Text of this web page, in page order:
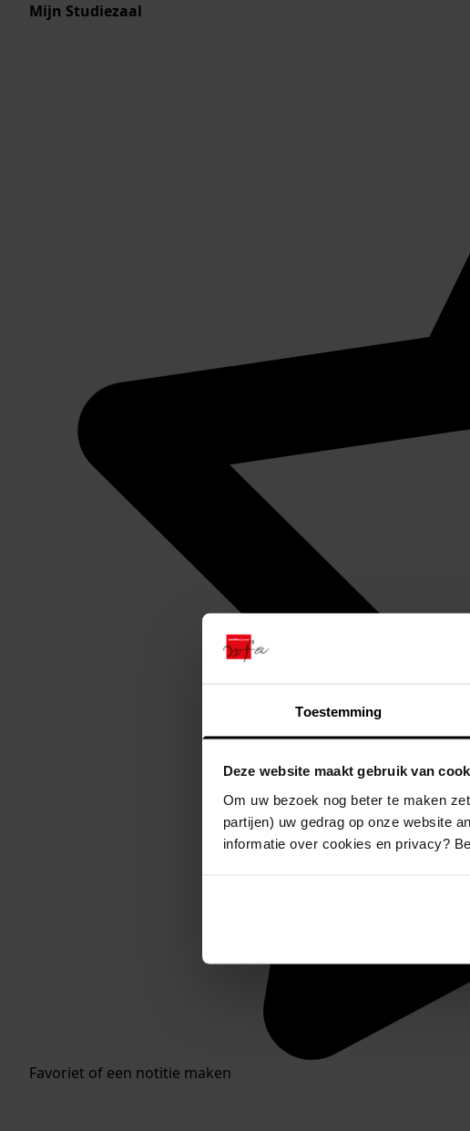
Toestemming
Deze website maakt gebruik van
Om uw bezoek nog beter te maken
partijen) uw gedrag op onze website
informatie over cookies en privacy?
Mijn Studiezaal
Favoriet of een notitie maken